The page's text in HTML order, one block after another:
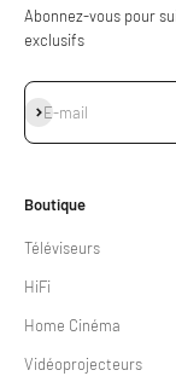
Abonnez-vous pour
exclusifs
E-mail
S'inscrire
Boutique
Téléviseurs
HiFi
Home Cinéma
Vidéoprojecteurs